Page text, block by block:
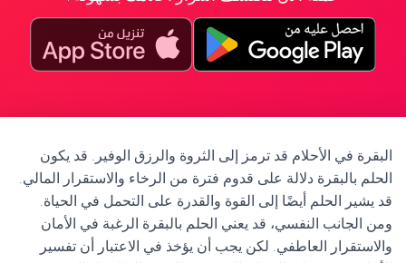
البقرة في الأحلام قد ترمز إلى الثروة والرزق الوفير. قد يكون
الحلم بالبقرة دلالة على قدوم فترة من الرخاء والاستقرار المالي.
قد يشير الحلم أيضًا إلى القوة والقدرة على التحمل في الحياة.
ومن الجانب النفسي، قد يعني الحلم بالبقرة الرغبة في الأمان
والاستقرار العاطفي. لكن يجب أن يؤخذ في الاعتبار أن تفسير